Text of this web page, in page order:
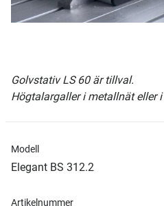
Golvstativ LS 60 är tillval.
Högtalargaller i metallnät eller
Modell
Elegant BS 312.2
Artikelnummer